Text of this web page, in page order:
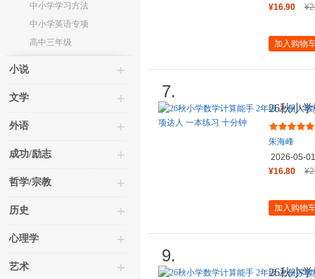
中小学学习方法
中小学英语专项
高中三年级
小说
文学
外语
成功/励志
哲学/宗教
历史
心理学
艺术
¥16.90
加入购物
7.
26秋小
人教统
朱海峰
2026-05-01
¥16.80
加入购物
9.
26秋小